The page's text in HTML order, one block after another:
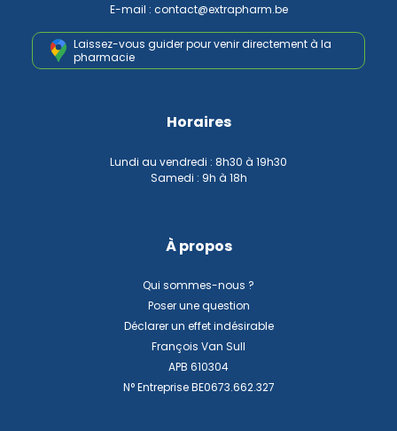
E-mail : contact@extrapharm.be
Laissez-vous guider pour venirdirectement à la
pharmacie
Horaires
Lundi au vendredi : 8h30 à 19h30
Samedi : 9h à 18h
À propos
Qui sommes-nous ?
Poser une question
Déclarer un effet indésirable
François Van Sull
APB 610304
N° Entreprise BE0673.662.327